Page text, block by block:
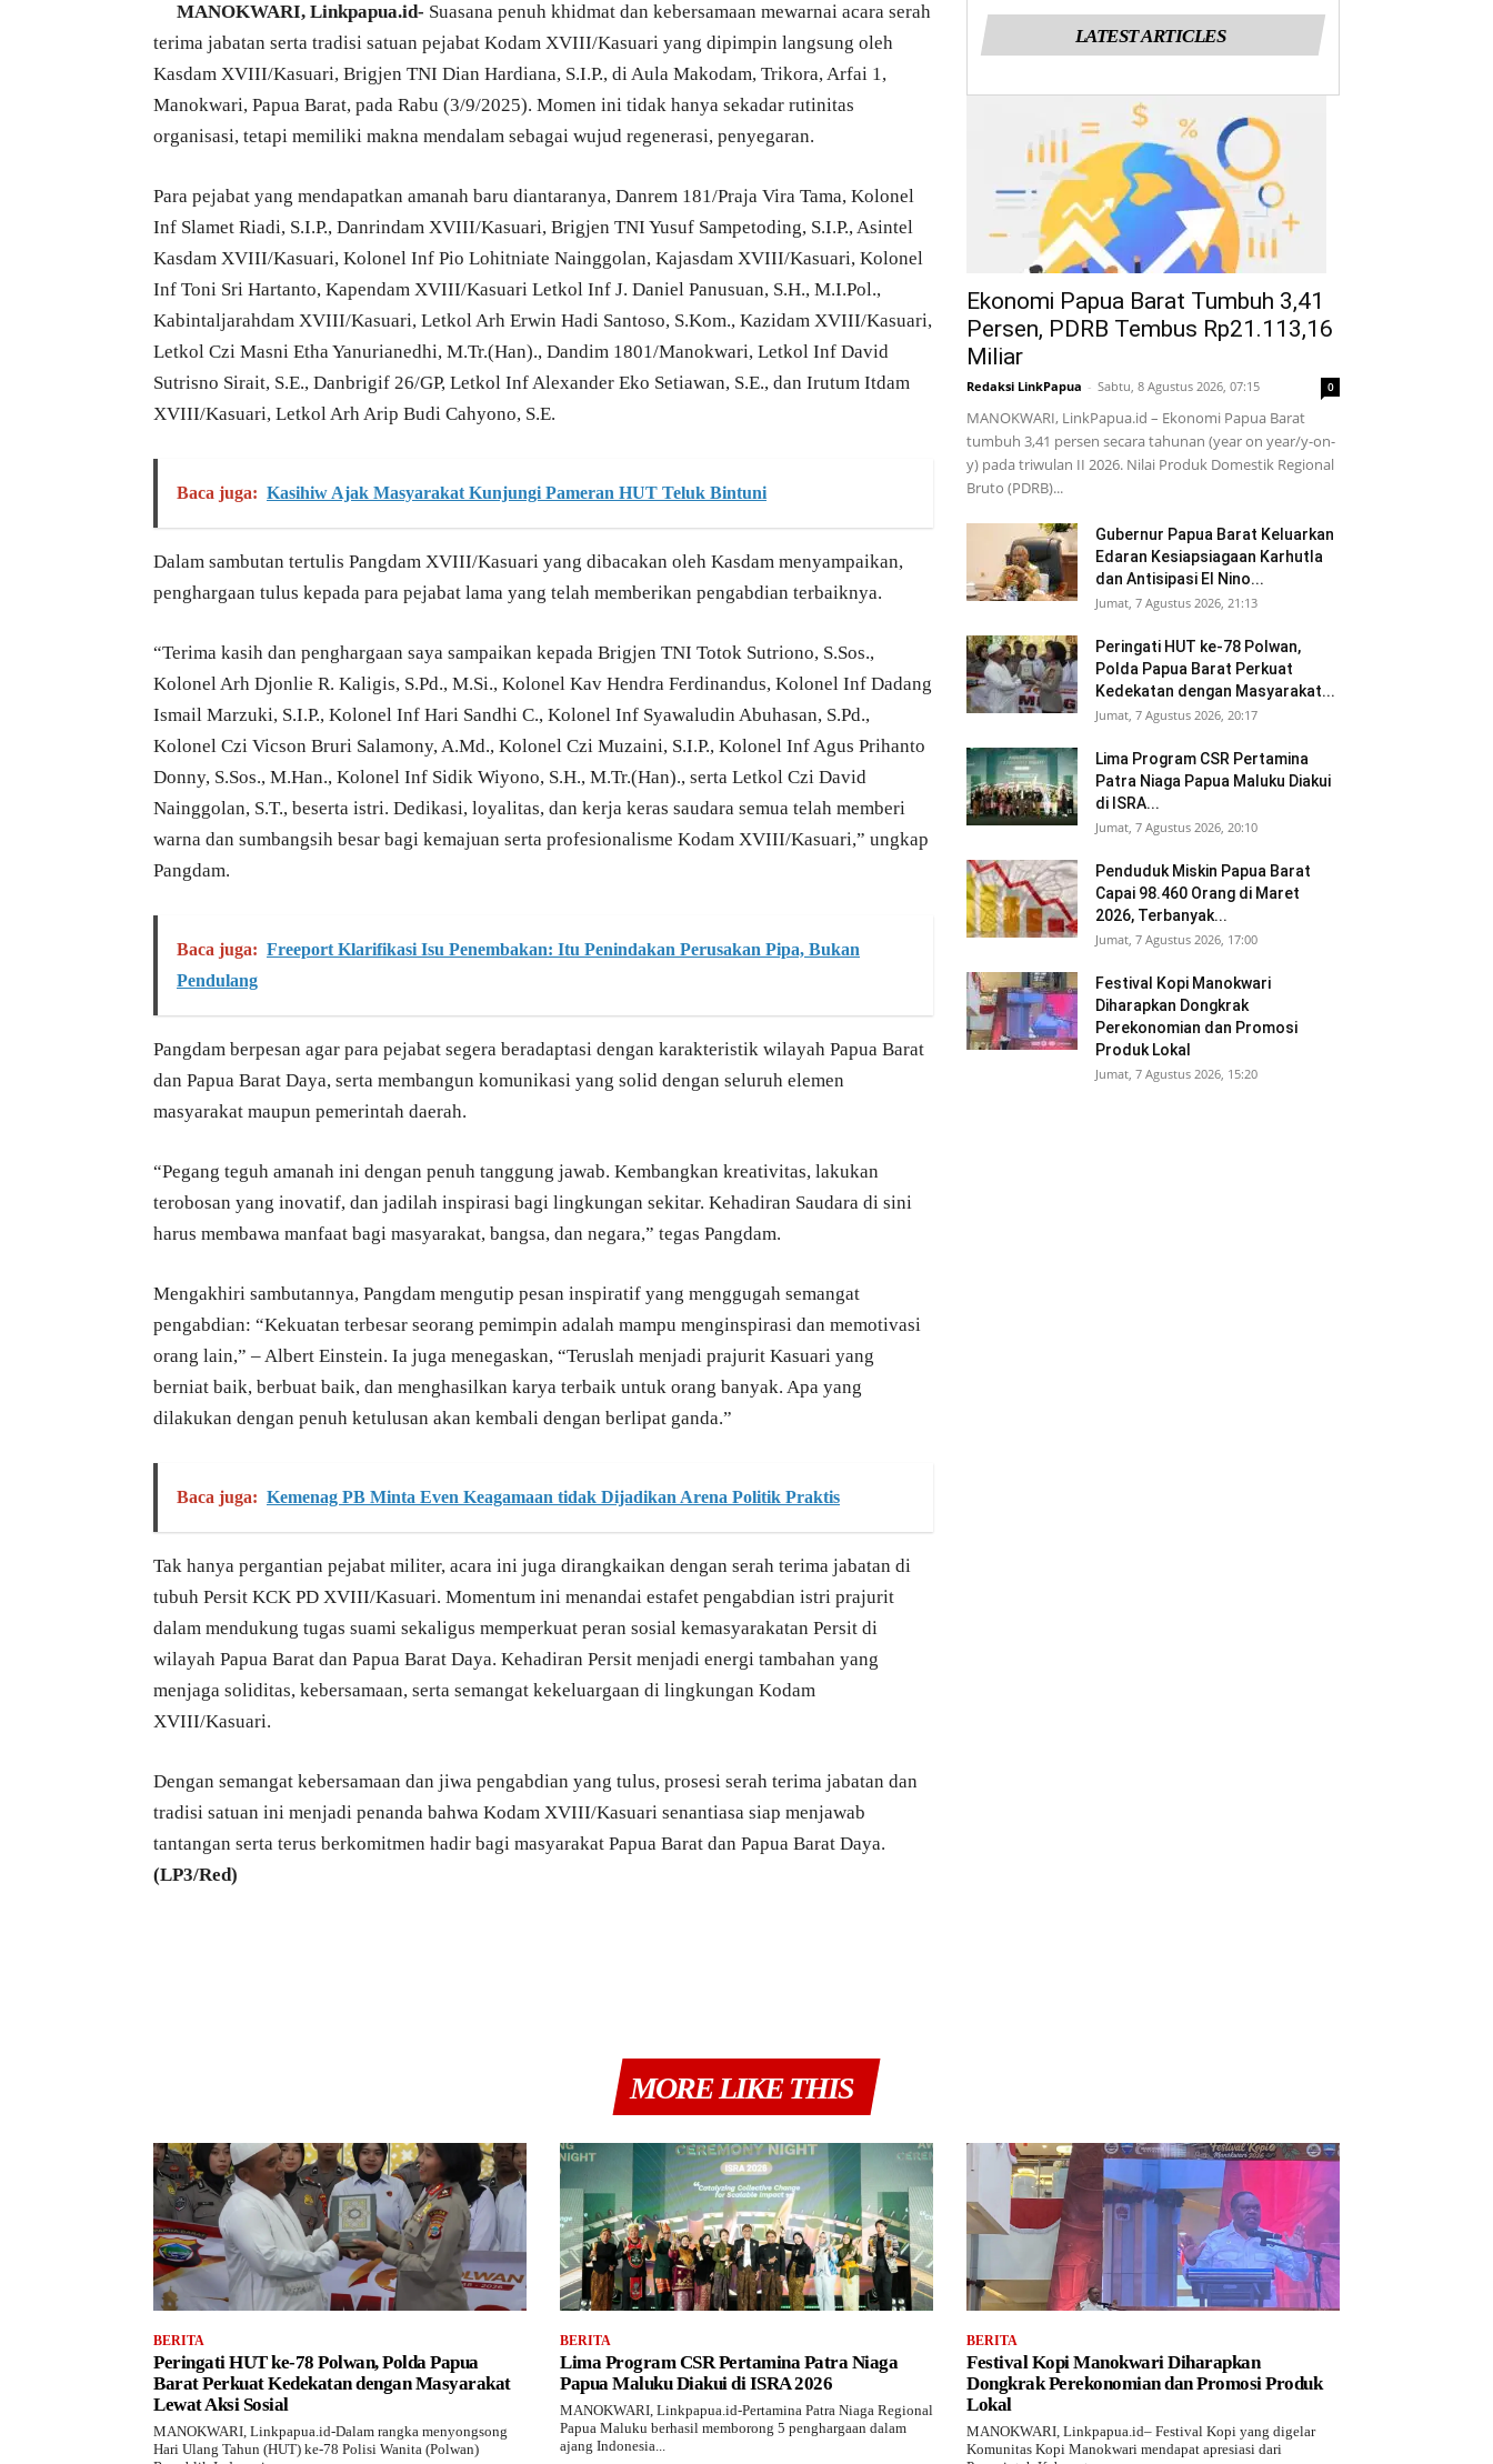
MANOKWARI, Linkpapua.id- Suasana penuh khidmat dan kebersamaan mewarnai acara serah
terima jabatan serta tradisi satuan pejabat Kodam XVIII/Kasuari yang dipimpin langsung oleh
Kasdam XVIII/Kasuari, Brigjen TNI Dian Hardiana, S.I.P., di Aula Makodam, Trikora, Arfai 1,
Manokwari, Papua Barat, pada Rabu (3/9/2025). Momen ini tidak hanya sekadar rutinitas
organisasi, tetapi memiliki makna mendalam sebagai wujud regenerasi, penyegaran.
Para pejabat yang mendapatkan amanah baru diantaranya, Danrem 181/Praja Vira Tama, Kolonel
Inf Slamet Riadi, S.I.P., Danrindam XVIII/Kasuari, Brigjen TNI Yusuf Sampetoding, S.I.P., Asintel
Kasdam XVIII/Kasuari, Kolonel Inf Pio Lohitniate Nainggolan, Kajasdam XVIII/Kasuari, Kolonel
Inf Toni Sri Hartanto, Kapendam XVIII/Kasuari Letkol Inf J. Daniel Panusuan, S.H., M.I.Pol.,
Kabintaljarahdam XVIII/Kasuari, Letkol Arh Erwin Hadi Santoso, S.Kom., Kazidam XVIII/Kasuari,
Letkol Czi Masni Etha Yanurianedhi, M.Tr.(Han)., Dandim 1801/Manokwari, Letkol Inf David
Sutrisno Sirait, S.E., Danbrigif 26/GP, Letkol Inf Alexander Eko Setiawan, S.E., dan Irutum Itdam
XVIII/Kasuari, Letkol Arh Arip Budi Cahyono, S.E.
Baca juga: Kasihiw Ajak Masyarakat Kunjungi Pameran HUT Teluk Bintuni
Dalam sambutan tertulis Pangdam XVIII/Kasuari yang dibacakan oleh Kasdam menyampaikan,
penghargaan tulus kepada para pejabat lama yang telah memberikan pengabdian terbaiknya.
“Terima kasih dan penghargaan saya sampaikan kepada Brigjen TNI Totok Sutriono, S.Sos.,
Kolonel Arh Djonlie R. Kaligis, S.Pd., M.Si., Kolonel Kav Hendra Ferdinandus, Kolonel Inf Dadang
Ismail Marzuki, S.I.P., Kolonel Inf Hari Sandhi C., Kolonel Inf Syawaludin Abuhasan, S.Pd.,
Kolonel Czi Vicson Bruri Salamony, A.Md., Kolonel Czi Muzaini, S.I.P., Kolonel Inf Agus Prihanto
Donny, S.Sos., M.Han., Kolonel Inf Sidik Wiyono, S.H., M.Tr.(Han)., serta Letkol Czi David
Nainggolan, S.T., beserta istri. Dedikasi, loyalitas, dan kerja keras saudara semua telah memberi
warna dan sumbangsih besar bagi kemajuan serta profesionalisme Kodam XVIII/Kasuari,” ungkap
Pangdam.
Baca juga: Freeport Klarifikasi Isu Penembakan: Itu Penindakan Perusakan Pipa, Bukan
Pendulang
Pangdam berpesan agar para pejabat segera beradaptasi dengan karakteristik wilayah Papua Barat
dan Papua Barat Daya, serta membangun komunikasi yang solid dengan seluruh elemen
masyarakat maupun pemerintah daerah.
“Pegang teguh amanah ini dengan penuh tanggung jawab. Kembangkan kreativitas, lakukan
terobosan yang inovatif, dan jadilah inspirasi bagi lingkungan sekitar. Kehadiran Saudara di sini
harus membawa manfaat bagi masyarakat, bangsa, dan negara,” tegas Pangdam.
Mengakhiri sambutannya, Pangdam mengutip pesan inspiratif yang menggugah semangat
pengabdian: “Kekuatan terbesar seorang pemimpin adalah mampu menginspirasi dan memotivasi
orang lain,” – Albert Einstein. Ia juga menegaskan, “Teruslah menjadi prajurit Kasuari yang
berniat baik, berbuat baik, dan menghasilkan karya terbaik untuk orang banyak. Apa yang
dilakukan dengan penuh ketulusan akan kembali dengan berlipat ganda.”
Baca juga: Kemenag PB Minta Even Keagamaan tidak Dijadikan Arena Politik Praktis
Tak hanya pergantian pejabat militer, acara ini juga dirangkaikan dengan serah terima jabatan di
tubuh Persit KCK PD XVIII/Kasuari. Momentum ini menandai estafet pengabdian istri prajurit
dalam mendukung tugas suami sekaligus memperkuat peran sosial kemasyarakatan Persit di
wilayah Papua Barat dan Papua Barat Daya. Kehadiran Persit menjadi energi tambahan yang
menjaga soliditas, kebersamaan, serta semangat kekeluargaan di lingkungan Kodam
XVIII/Kasuari.
Dengan semangat kebersamaan dan jiwa pengabdian yang tulus, prosesi serah terima jabatan dan
tradisi satuan ini menjadi penanda bahwa Kodam XVIII/Kasuari senantiasa siap menjawab
tantangan serta terus berkomitmen hadir bagi masyarakat Papua Barat dan Papua Barat Daya.
(LP3/Red)
LATEST ARTICLES
Ekonomi Papua Barat Tumbuh 3,41
Persen, PDRB Tembus Rp21.113,16
Miliar
Redaksi LinkPapua - Sabtu, 8 Agustus 2026, 07:15 0
MANOKWARI, LinkPapua.id – Ekonomi Papua Barat
tumbuh 3,41 persen secara tahunan (year on year/y-on-
y) pada triwulan II 2026. Nilai Produk Domestik Regional
Bruto (PDRB)...
Gubernur Papua Barat Keluarkan
Edaran Kesiapsiagaan Karhutla
dan Antisipasi El Nino...
Jumat, 7 Agustus 2026, 21:13
Peringati HUT ke-78 Polwan,
Polda Papua Barat Perkuat
Kedekatan dengan Masyarakat...
Jumat, 7 Agustus 2026, 20:17
Lima Program CSR Pertamina
Patra Niaga Papua Maluku Diakui
di ISRA...
Jumat, 7 Agustus 2026, 20:10
Penduduk Miskin Papua Barat
Capai 98.460 Orang di Maret
2026, Terbanyak...
Jumat, 7 Agustus 2026, 17:00
Festival Kopi Manokwari
Diharapkan Dongkrak
Perekonomian dan Promosi
Produk Lokal
Jumat, 7 Agustus 2026, 15:20
MORE LIKE THIS
BERITA
Peringati HUT ke-78 Polwan, Polda Papua
Barat Perkuat Kedekatan dengan Masyarakat
Lewat Aksi Sosial
MANOKWARI, Linkpapua.id-Dalam rangka menyongsong
Hari Ulang Tahun (HUT) ke-78 Polisi Wanita (Polwan)
BERITA
Lima Program CSR Pertamina Patra Niaga
Papua Maluku Diakui di ISRA 2026
MANOKWARI, Linkpapua.id-Pertamina Patra Niaga Regional
Papua Maluku berhasil memborong 5 penghargaan dalam
ajang Indonesia...
BERITA
Festival Kopi Manokwari Diharapkan
Dongkrak Perekonomian dan Promosi Produk
Lokal
MANOKWARI, Linkpapua.id– Festival Kopi yang digelar
Komunitas Kopi Manokwari mendapat apresiasi dari